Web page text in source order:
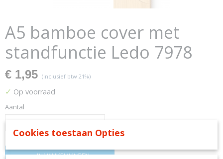
A5 bamboe cover met
standfunctie Ledo 7978
€ 1,95 (inclusief btw 21%)
✓ Op voorraad
Aantal
IN WINKELWAGEN
Cookies toestaan Opties